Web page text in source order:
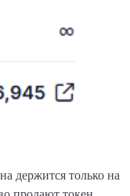
держится только на